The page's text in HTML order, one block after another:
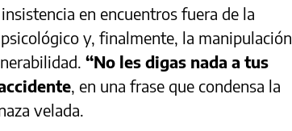
en encuentros fuera de la
y, finalmente, la manipulación
“No les digas nada a tus
, en una frase que condensa la
velada.